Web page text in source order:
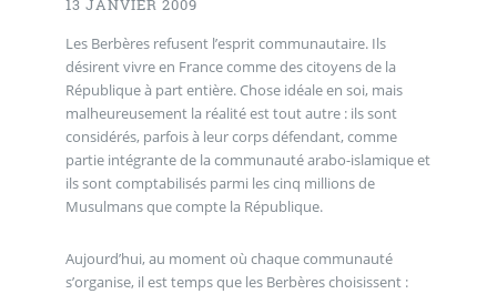
13 JANVIER 2009
Les Berbères refusent l’esprit communautaire. Ils
désirent vivre en France comme des citoyens de la
République à part entière. Chose idéale en soi, mais
malheureusement la réalité est tout autre : ils sont
considérés, parfois à leur corps défendant, comme
partie intégrante de la communauté arabo-islamique et
ils sont comptabilisés parmi les cinq millions de
Musulmans que compte la République.
Aujourd’hui, au moment où chaque communauté
s’organise, il est temps que les Berbères choisissent :